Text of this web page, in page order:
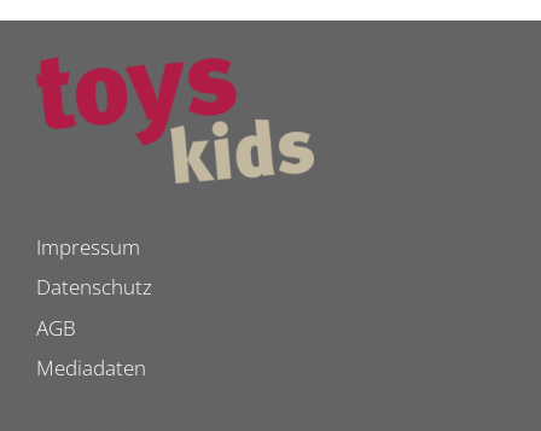
Impressum
Datenschutz
AGB
Mediadaten